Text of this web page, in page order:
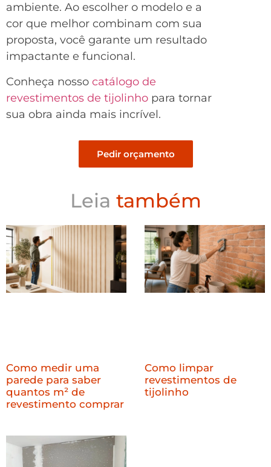
ambiente. Ao escolher o modelo e a
cor que melhor combinam com sua
proposta, você garante um resultado
impactante e funcional.
Conheça nosso catálogo de
revestimentos de tijolinho para tornar
sua obra ainda mais incrível.
Pedir orçamento
Leia também
Como medir uma
parede para saber
quantos m² de
revestimento comprar
Como limpar
revestimentos de
tijolinho